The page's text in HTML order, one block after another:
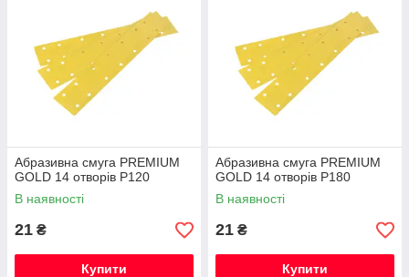
Абразивна смуга PREMIUM
GOLD 14 отворів Р120
В наявності
21 ₴
Купити
Абразивна смуга PREMIUM
GOLD 14 отворів Р180
В наявності
21 ₴
Купити